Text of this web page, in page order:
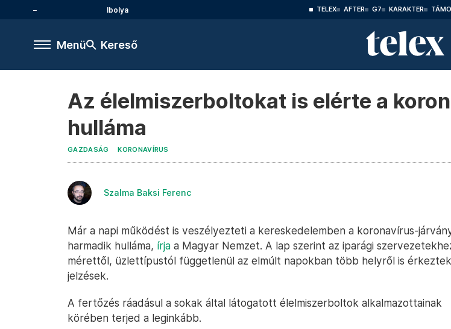
Ibolya TELEX AFTER G7 KARAKTER
Menü Kereső
Az élelmiszerboltokat is elérte a
hulláma
GAZDASÁG KORONAVÍRUS
Szalma Baksi Ferenc
Már a napi működést is veszélyezteti a kereskedelemben a koronavírus-
harmadik hulláma, írja a Magyar Nemzet. A lap szerint az iparági
mérettől, üzlettípustól függetlenül az elmúlt napokban több helyről is
jelzések.
A fertőzés ráadásul a sokak által látogatott élelmiszerboltok alkalmazottainak
körében terjed a leginkább.